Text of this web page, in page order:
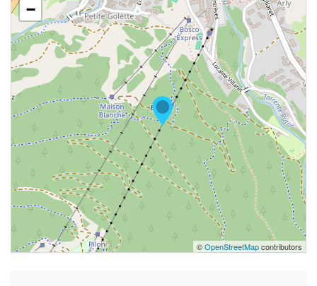
−
©OpenStreetMapcontributors